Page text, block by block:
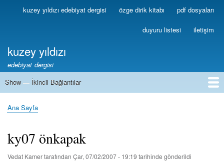
Ana
içeriğe
Birincilkuzey yıldızı edebiyat dergisi özge dirik kitabı pdf dosyaları
duyuru listesi iletişim
kuzey yıldızı
edebiyat dergisi
İkincil
Show — İkincil Bağlantılar
1
2
3
4
5
6
7
8
9
10
11
12
13
Sayfa
Ana Sayfa
ky07 önkapak
Vedat Kamertarafından Çar, 07/02/2007 - 19:19 tarihinde gönderildi